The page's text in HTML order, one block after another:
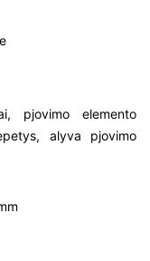
pjovimo elemento
alyva pjovimo